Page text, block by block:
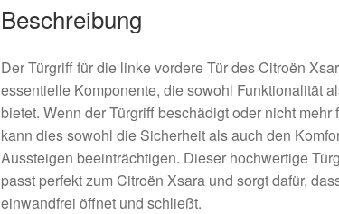
Beschreibung
Der Türgriff für die linke vordere Tür des Citroën
essentielle Komponente, die sowohl Funktionalität
bietet. Wenn der Türgriff beschädigt oder nicht mehr
kann dies sowohl die Sicherheit als auch den
Aussteigen beeinträchtigen. Dieser hochwertige
passt perfekt zum Citroën Xsara und sorgt dafür,
einwandfrei öffnet und schließt.